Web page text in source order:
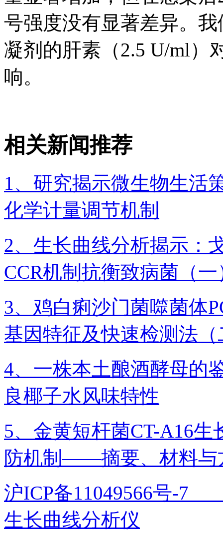
号强度没有显著差异。
凝剂的肝素（2.5 U/ml）
响。
相关新闻推荐
1、研究揭示微生物生活
化学计量调节机制
2、生长曲线分析揭示：
CCR机制抗衡致病菌（一
3、鸡白痢沙门菌噬菌体
基因特征及快速检测法（
4、一株本土酿酒酵母的
良椰子水风味特性​
5、金黄短杆菌CT-A16
防机制——摘要、材料与
沪ICP备11049566号
生长曲线分析仪